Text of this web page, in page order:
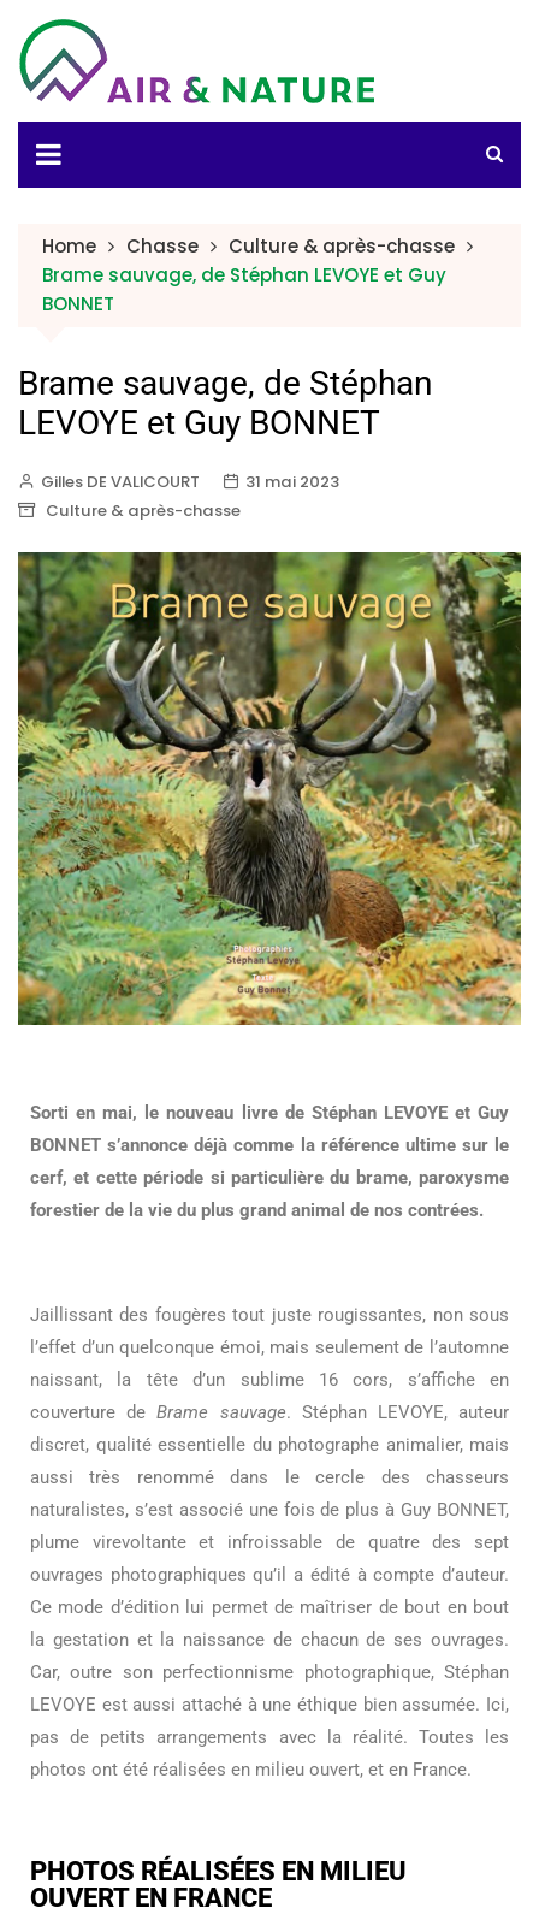
Home Chasse
Culture & après-chasse
Brame sauvage, de Stéphan LEVOYE et Guy
BONNET
Brame sauvage, de Stéphan
LEVOYE et Guy BONNET
Gilles DE VALICOURT
31 mai 2023
Culture & après-chasse
Sorti en mai, le nouveau livre de Stéphan LEVOYE et Guy
BONNET s’annonce déjà comme la référence ultime sur le
cerf, et cette période si particulière du brame, paroxysme
forestier de la vie du plus grand animal de nos contrées.
Jaillissant des fougères tout juste rougissantes, non sous
l’effet d’un quelconque émoi, mais seulement de l’automne
naissant, la tête d’un sublime 16 cors, s’affiche en
couverture deBrame sauvage. Stéphan LEVOYE, auteur
discret, qualité essentielle du photographe animalier, mais
aussi très renommé dans le cercle des chasseurs
naturalistes, s’est associé une fois de plus à Guy BONNET,
plume virevoltante et infroissable de quatre des sept
ouvrages photographiques qu’il a édité à compte d’auteur.
Ce mode d’édition lui permet de maîtriser de bout en bout
la gestation et la naissance de chacun de ses ouvrages.
Car, outre son perfectionnisme photographique, Stéphan
LEVOYE est aussi attaché à une éthique bien assumée. Ici,
pas de petits arrangements avec la réalité. Toutes les
photos ont été réalisées en milieu ouvert, et en France.
PHOTOS RÉALISÉES EN MILIEU
OUVERT EN FRANCE